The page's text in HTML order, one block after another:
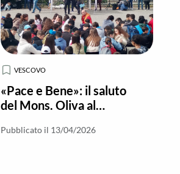
VESCOVO
«Pace e Bene»: il saluto
del Mons. Oliva al
dell’I.C.
Pubblicato il 13/04/2026